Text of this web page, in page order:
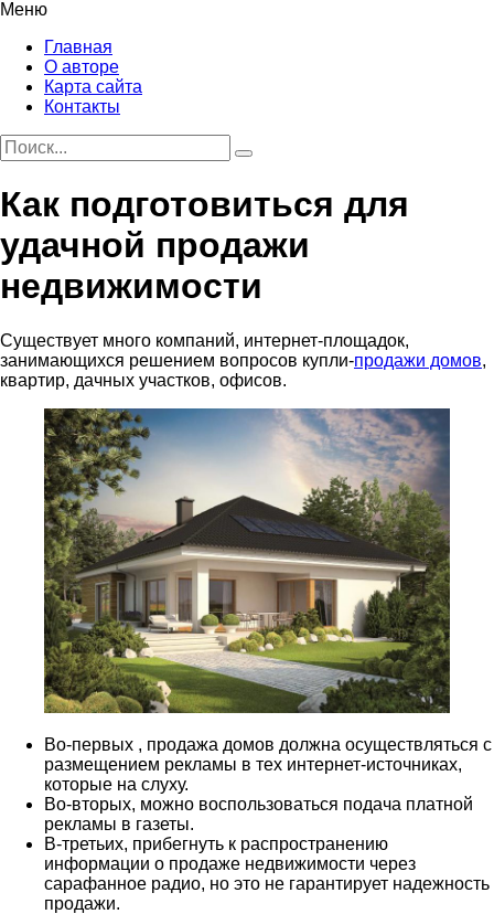
Меню
Главная
О авторе
Карта сайта
Контакты
Как подготовиться для
удачной продажи
недвижимости
Существует много компаний, интернет-площадок,
занимающихся решением вопросов купли-продажи домов,
квартир, дачных участков, офисов.
Во-первых , продажа домов должна осуществляться с
размещением рекламы в тех интернет-источниках,
которые на слуху.
Во-вторых, можно воспользоваться подача платной
рекламы в газеты.
В-третьих, прибегнуть к распространению
информации о продаже недвижимости через
сарафанное радио, но это не гарантирует надежность
продажи.